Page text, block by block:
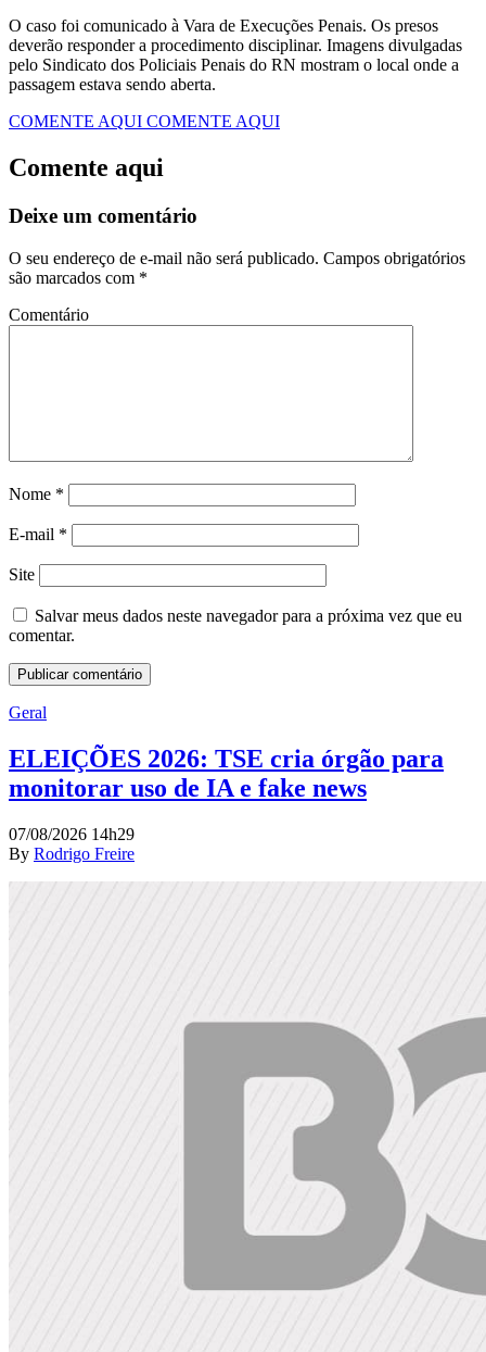
O caso foi comunicado à Vara de Execuções Penais. Os presos
deverão responder a procedimento disciplinar. Imagens divulgadas
pelo Sindicato dos Policiais Penais do RN mostram o local onde a
passagem estava sendo aberta.
COMENTE AQUI COMENTE AQUI
Comente aqui
Deixe um comentário
O seu endereço de e-mail não será publicado. Campos obrigatórios
são marcados com *
Comentário
Nome *
E-mail *
Site
Salvar meus dados neste navegador para a próxima vez que eu
comentar.
Geral
ELEIÇÕES 2026: TSE cria órgão para
monitorar uso de IA e fake news
07/08/2026 14h29
By Rodrigo Freire